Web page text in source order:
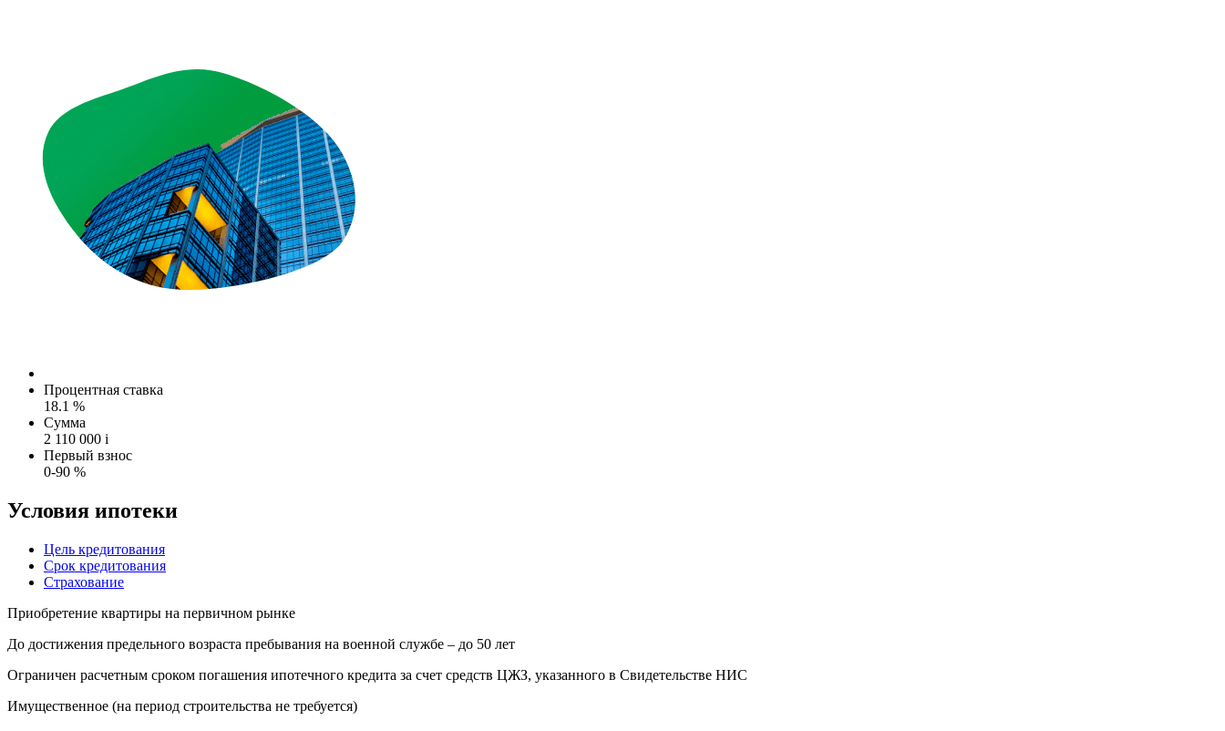
Процентная ставка
18.1 %
Сумма
2 110 000 i
Первый взнос
0-90 %
Условия ипотеки
Цель кредитования
Срок кредитования
Страхование
Приобретение квартиры на первичном рынке
До достижения предельного возраста пребывания на военной службе – до 50 лет
Ограничен расчетным сроком погашения ипотечного кредита за счет средств ЦЖЗ, указанного в Свидетельстве НИС
Имущественное (на период строительства не требуется)